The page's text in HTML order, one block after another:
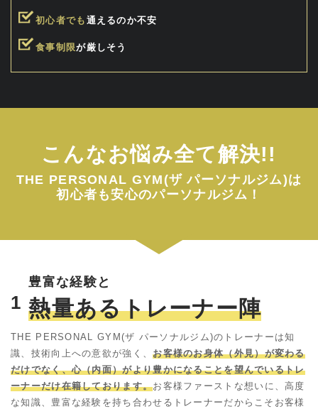
初心者でも 通えるのか不安
食事制限が厳しそう
こんなお悩み全て解決!!
THE PERSONAL GYM(ザ パーソナルジム)は
初心者も安心のパーソナルジム！
1
豊富な経験と
熱量あるトレーナー陣
THE PERSONAL GYM(ザ パーソナルジム)のトレーナーは知
識、技術向上への意欲が強く、お客様のお身体（外見）が変わる
だけでなく、心（内面）がより豊かになることを望んでいるトレ
ーナーだけ在籍しております。お客様ファーストな想いに、高度
な知識、豊富な経験を持ち合わせるトレーナーだからこそお客様